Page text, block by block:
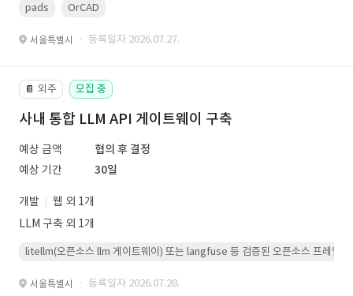
pads OrCAD
서울특별시 · 등록일자 2026.07.27.
📔 외주 모집 중
사내 통합 LLM API 게이트웨이 구축
예상 금액
협의 후 결정
예상 기간
30일
개발
웹 외 1개
LLM 구축 외 1개
litellm(오픈소스 llm 게이트웨이) 또는 langfuse 등 검증된 오픈소스 프레임워
서울특별시 · 등록일자 2026.07.28.